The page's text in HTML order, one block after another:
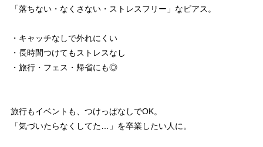
「落ちない・なくさない・ストレスフリー」なピアス。
・キャッチなしで外れにくい
・長時間つけてもストレスなし
・旅行・フェス・帰省にも◎
旅行もイベントも、つけっぱなしでOK。
「気づいたらなくしてた…」を卒業したい人に。